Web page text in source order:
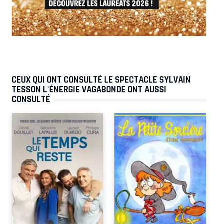
CEUX QUI ONT CONSULTÉ LE SPECTACLE SYLVAIN
TESSON L'ÉNERGIE VAGABONDE ONT AUSSI
CONSULTÉ